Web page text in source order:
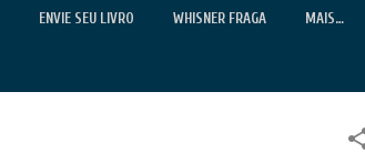
ENVIE SEU LIVRO WHISNER FRAGA MAIS…